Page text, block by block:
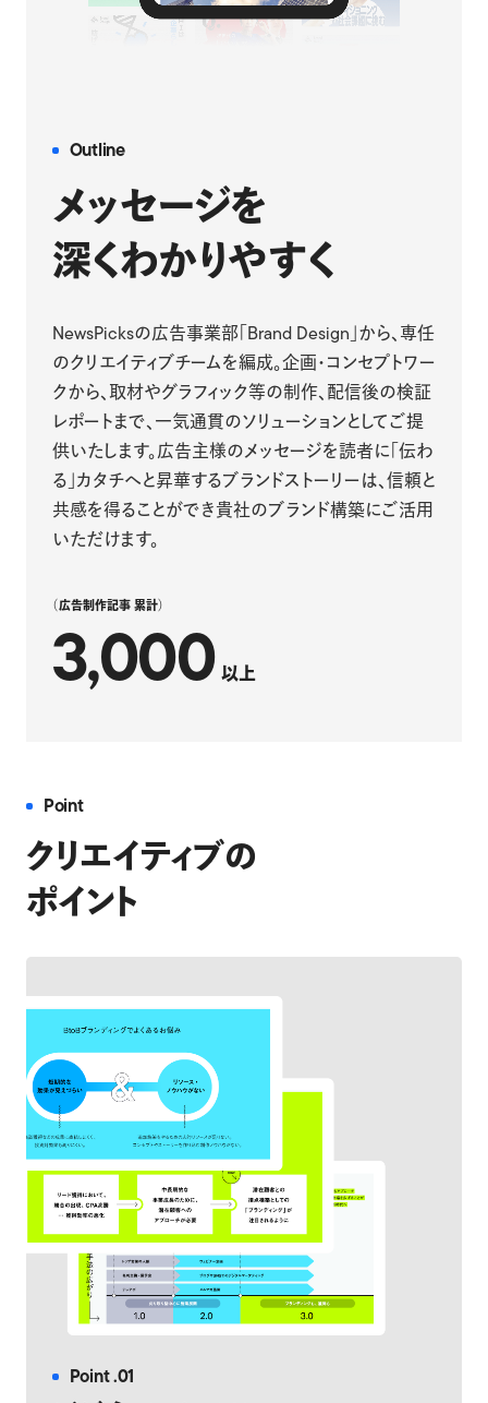
Outline
メッセージを
深くわかりやすく
NewsPicksの広告事業部「Brand Design」から、専任
のクリエイティブチームを編成。企画・コンセプトワー
クから、取材やグラフィック等の制作、配信後の検証
レポートまで、一気通貫のソリューションとしてご提
供いたします。広告主様のメッセージを読者に「伝わ
る」カタチへと昇華するブランドストーリーは、信頼と
共感を得ることができ貴社のブランド構築にご活用
いただけます。
（広告制作記事 累計）
3,000 以上
Point
クリエイティブの
ポイント
Point .01